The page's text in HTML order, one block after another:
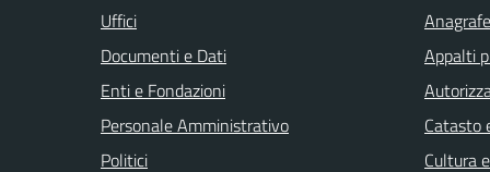
Uffici
Documenti e Dati
Enti e Fondazioni
Personale Amministrativo
Politici
Appalti
Catasto
Cultura